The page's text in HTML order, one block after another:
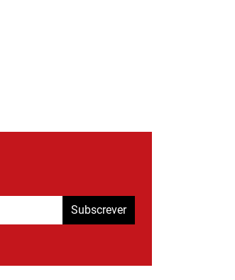
Subscrever